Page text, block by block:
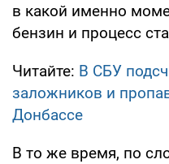
в какой именно
бензин и процесс
Читайте: В СБУ
заложников и
Донбассе
В то же время, по